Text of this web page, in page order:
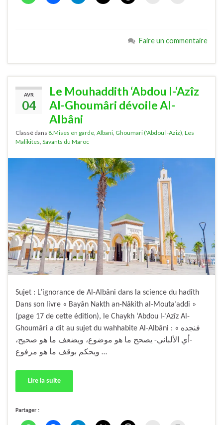
Faire un commentaire
AVR
04
Le Mouhaddith ‘Abdou l-‘Azîz
Al-Ghoumâri dévoile Al-
Albâni
Classé dans 8.Mises en garde, Albani, Ghoumari ('Abdou l-Aziz), Les
Malikites, Savants du Maroc
Sujet : L’ignorance de Al-Albâni dans la science du hadîth
Dans son livre « Bayân Nakth an-Nâkith al-Mouta’addi »
(page 17 de cette édition), le Chaykh ‘Abdou l-‘Azîz Al-
Ghoumâri a dit au sujet du wahhabite Al-Albâni : « فنجده
-أي الألباني- يصحح ما هو موضوع، ويضعف ما هو صحيح،
ويحكم بوقف ما هو مرفوع …
Lire la suite
Partager :